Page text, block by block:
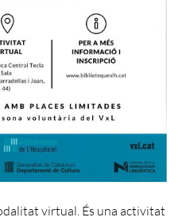
virtual. És una activitat